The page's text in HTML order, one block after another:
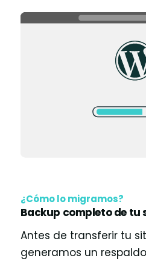
¿Cómo lo migramos?
Backup completo de tu
Antes de transferir tu
generamos un